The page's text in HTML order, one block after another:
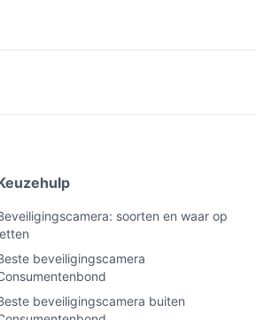
soorten en waar op
beveiligingscamera
beveiligingscamera buiten